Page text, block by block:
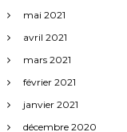
mai 2021
avril 2021
mars 2021
février 2021
janvier 2021
décembre 2020